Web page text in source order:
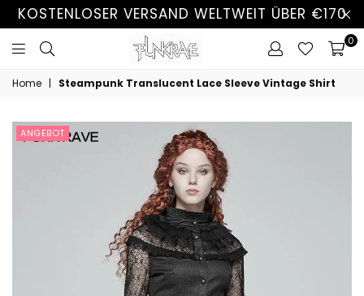
KOSTENLOSER VERSAND WELTWEIT ÜBER €170
0
Home | Steampunk Translucent Lace Sleeve Vintage Shirt
ANGEBOT